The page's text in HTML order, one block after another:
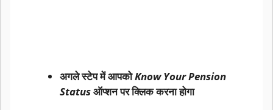
अगले स्टेप में आपकोKnow Your Pension
Statusऑप्शन पर क्लिक करना होगा